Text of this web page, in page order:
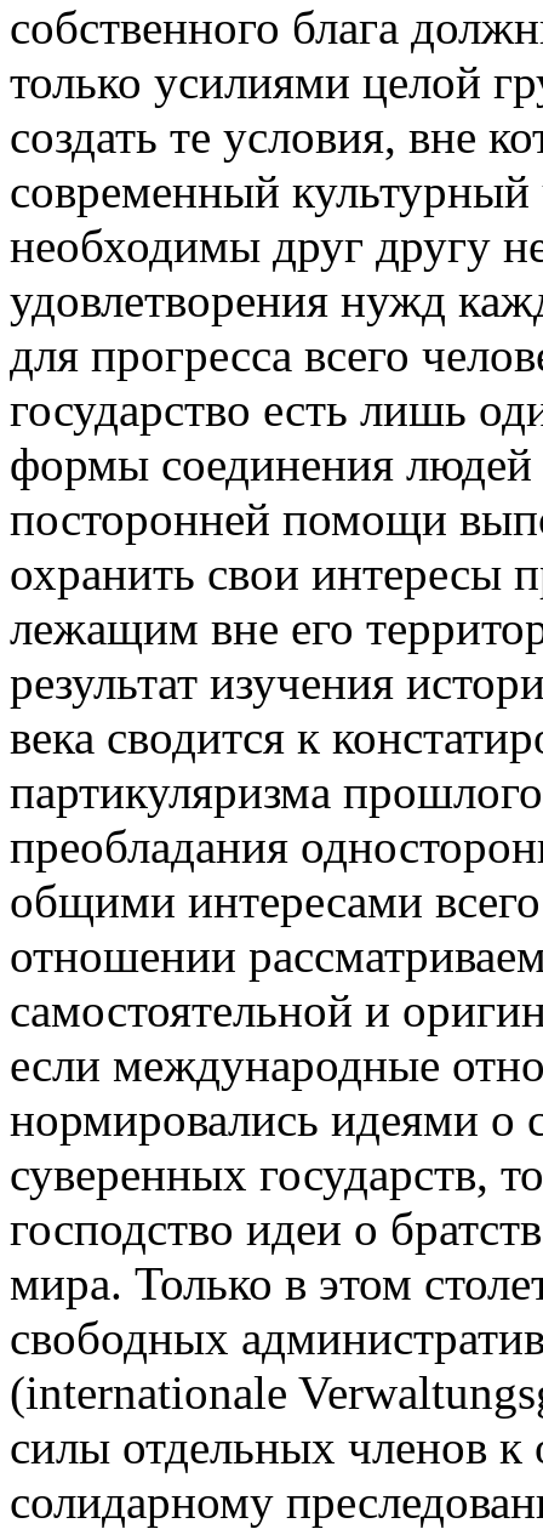
собственного блага
только усилиями целой
создать те условия, вне
современный культурный
необходимы друг другу
удовлетворения нужд
для прогресса всего
государство есть лишь
формы соединения людей
посторонней помощи
охранить свои интересы
лежащим вне его
результат изучения
века сводится к
партикуляризма
преобладания
общими интересами
отношении
самостоятельной и
если международные
нормировались идеями о
суверенных государств,
господство идеи о
мира. Только в этом
свободных
(internationale
силы отдельных членов к
солидарному